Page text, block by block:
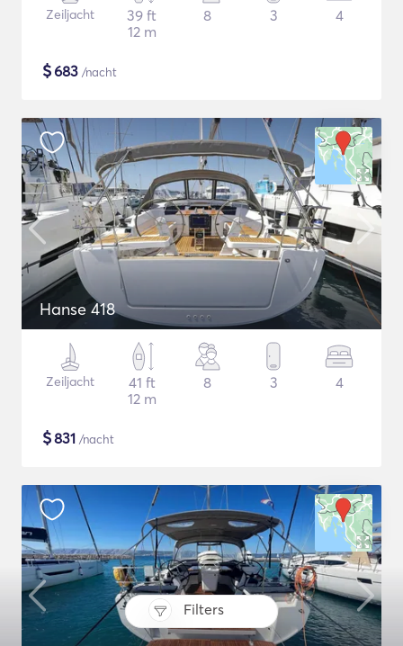
Filters
Zeiljacht
39 ft
12 m
8 3 4
$683 /nacht
Hanse 418
Zeiljacht
41 ft
12 m
8 3 4
$831 /nacht